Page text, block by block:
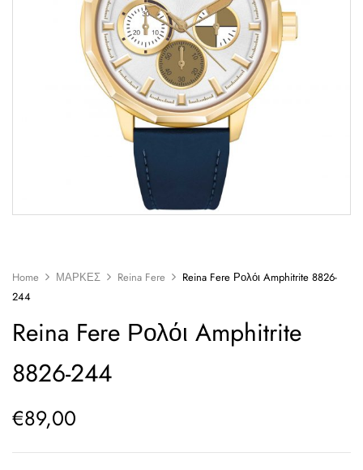
Home ΜΑΡΚΕΣ Reina Fere
Reina Fere Ρολόι Amphitrite 8826-
244
Reina Fere Ρολόι Amphitrite
8826-244
€89,00